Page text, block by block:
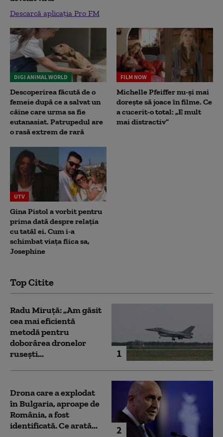
Descarcă aplicația Pro FM
DIGI ANIMAL WORLD
Descoperirea făcută de o
femeie după ce a salvat un
câine care urma sa fie
eutanasiat. Patrupedul are
o rasă extrem de rară
FILM NOW
Michelle Pfeiffer nu-și mai
dorește să joace în filme. Ce
a cucerit-o total: „E mult
mai distractiv”
UTV
Gina Pistol a vorbit pentru
prima dată despre relația
cu tatăl ei. Cum i-a
schimbat viața fiica sa,
Josephine
Top Citite
1
Radu Miruță: „Am găsit
cea mai eficientă
metodă pentru
doborârea dronelor
rusești...
2
Drona care a explodat
în Bulgaria, aproape de
România, a fost
identificată. Ce arată...